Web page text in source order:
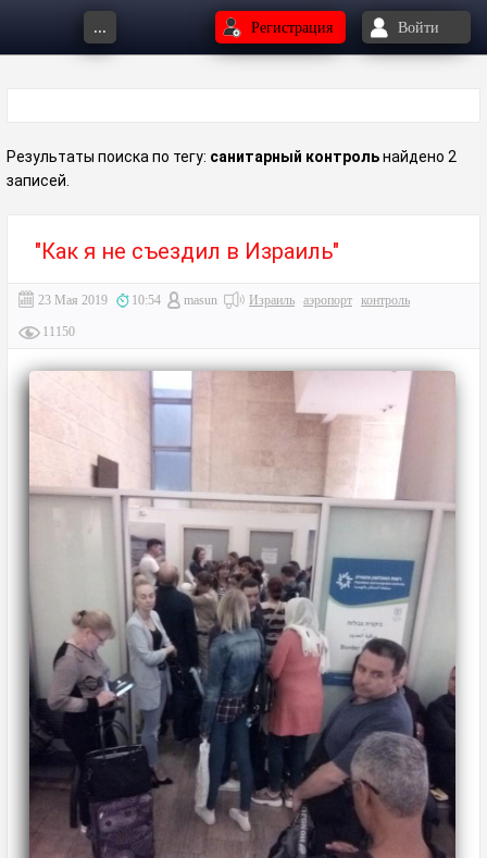
... Регистрация Войти
Результаты поиска по тегу: санитарный контрольнайдено 2
записей.
"Как я не съездил в Израиль"
23 Мая 2019 10:54 masun Израиль аэропорт контроль
11150